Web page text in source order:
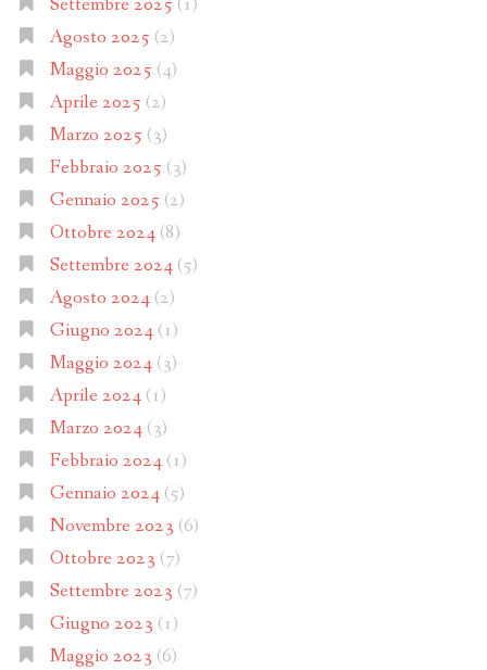
Agosto 2025 (2)
Maggio 2025 (4)
Aprile 2025 (2)
Marzo 2025 (3)
Febbraio 2025 (3)
Gennaio 2025 (2)
Ottobre 2024(8)
Settembre 2024(5)
Agosto 2024(2)
Giugno 2024(1)
Maggio 2024(3)
Aprile 2024(1)
Marzo 2024(3)
Febbraio 2024(1)
Gennaio 2024(5)
Novembre 2023 (6)
Ottobre 2023 (7)
Settembre 2023 (7)
Giugno 2023 (1)
Maggio 2023 (6)